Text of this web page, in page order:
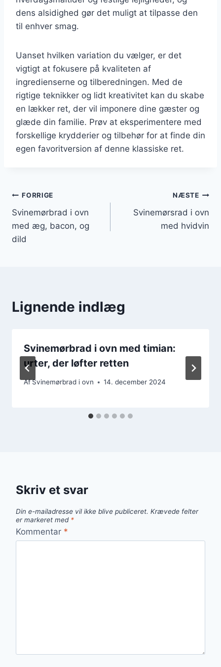
dens alsidighed gør det muligt at tilpasse den
til enhver smag.
Uanset hvilken variation du vælger, er det
vigtigt at fokusere på kvaliteten af
ingredienserne og tilberedningen. Med de
rigtige teknikker og lidt kreativitet kan du skabe
en lækker ret, der vil imponere dine gæster og
glæde din familie. Prøv at eksperimentere med
forskellige krydderier og tilbehør for at finde din
egen favoritversion af denne klassiske ret.
Indlægsnavigation
FORRIGE
Svinemørbrad i ovn
med æg, bacon, og
dild
NÆSTE
Svinemørsrad i ovn
med hvidvin
Lignende indlæg
Svinemørbrad i ovn med timian:
urter, der løfter retten
AfSvinemørbrad i ovn 14. december 2024
Skriv et svar
Din e-mailadresse vil ikke blive publiceret. Krævede felter
er markeret med *
Kommentar *